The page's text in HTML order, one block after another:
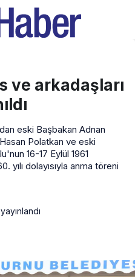
ve arkadaşları
eski Başbakan Adnan
Polatkan ve eski
16-17 Eylül 1961
yılı dolayısıyla anma töreni